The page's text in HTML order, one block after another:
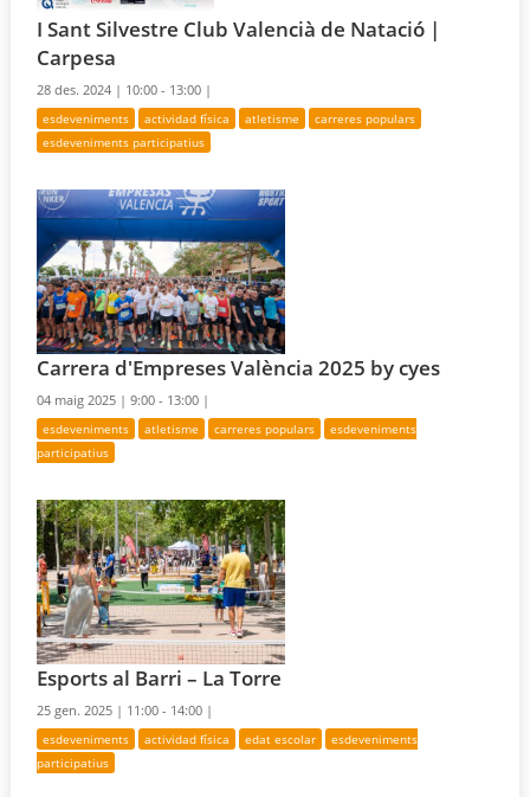
I Sant Silvestre Club Valencià de Natació |
Carpesa
28 des. 2024 | 10:00 - 13:00 |
esdeveniments actividad física atletisme
carreres populars
esdeveniments participatius
Carrera d'Empreses València 2025 by cyes
04 maig 2025 |9:00 - 13:00 |
esdeveniments atletisme carreres populars
esdeveniments
participatius
Esports al Barri – La Torre
25 gen. 2025 | 11:00 - 14:00 |
esdeveniments actividad física edat escolar
esdeveniments
participatius